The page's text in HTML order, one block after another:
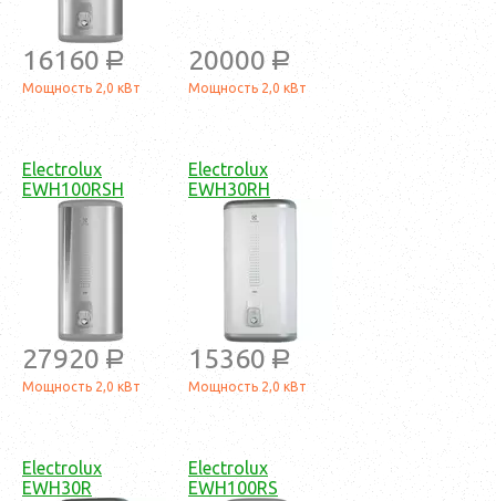
16160 a
Мощность 2,0 кВт
20000 a
Мощность 2,0 кВт
Electrolux
EWH100RSH
27920 a
Мощность 2,0 кВт
Electrolux
EWH30RH
15360 a
Мощность 2,0 кВт
Electrolux
EWH30R
Electrolux
EWH100RS